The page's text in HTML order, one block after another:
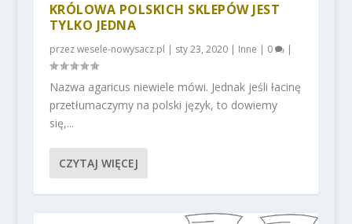
KRÓLOWA POLSKICH SKLEPÓW JEST
TYLKO JEDNA
przezwesele-nowysacz.pl | sty 23, 2020| Inne | 0 |
Nazwa agaricus niewiele mówi. Jednak jeśli łacinę
przetłumaczymy na polski język, to dowiemy
się,...
CZYTAJ WIĘCEJ